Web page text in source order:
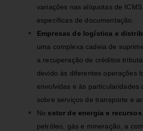
variações nas alíquotas de
específicas de documentação.
Empresas de logística e
uma complexa cadeia de
a recuperação de créditos
devido às diferentes operações
envolvidas e às particularidades
sobre serviços de transporte e
No setor de energia e
petróleo, gás e mineração, a